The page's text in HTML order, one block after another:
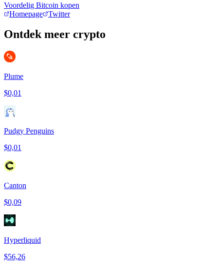
Voordelig Bitcoin kopen
Homepage
Twitter
Ontdek meer crypto
Plume
$0,01
Pudgy Penguins
$0,01
Canton
$0,09
Hyperliquid
$56,26